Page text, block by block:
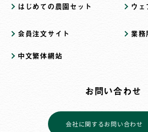
はじめての農園セット ウ
会員注文サイト 業務
中文繁体網站
お問い合わせ
会社に関するお問い合わせ